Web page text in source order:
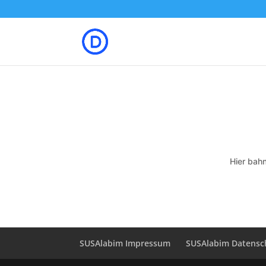
Hier
SUSAlabim Impressum SUSAlabim